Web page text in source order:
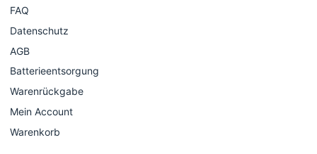
FAQ
Datenschutz
AGB
Batterieentsorgung
Warenrückgabe
Mein Account
Warenkorb